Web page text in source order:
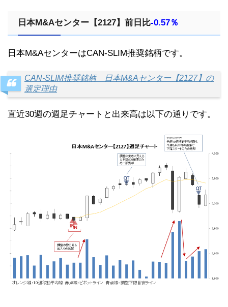
日本M&Aセンター【2127】前日比-0.57％
日本M&AセンターはCAN-SLIM推奨銘柄です。
CAN-SLIM推奨銘柄 日本M&Aセンター【2127】の
選定理由
直近30週の週足チャートと出来高は以下の通りです。